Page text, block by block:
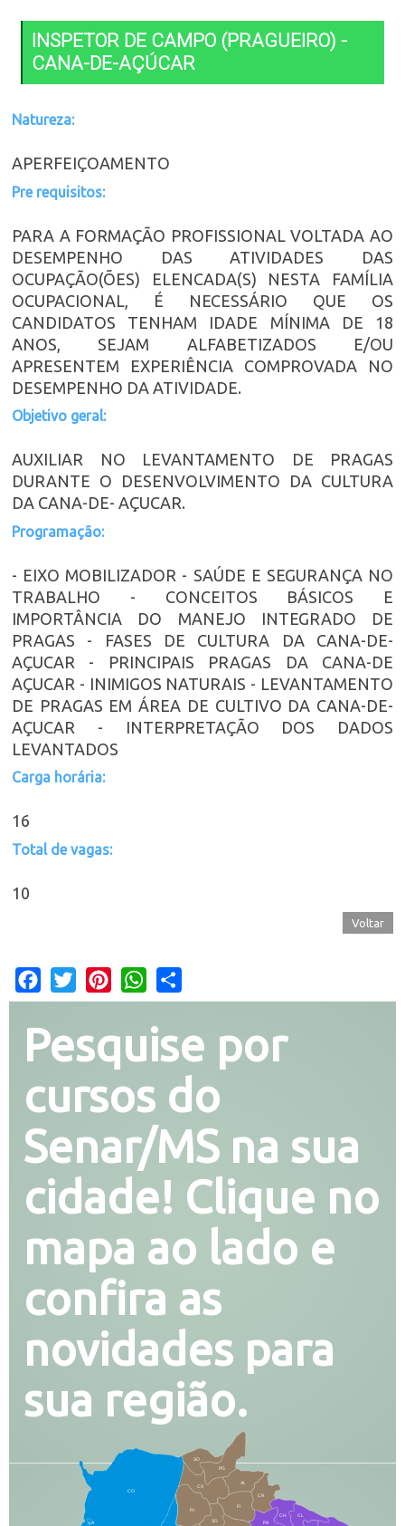
INSPETOR DE CAMPO (PRAGUEIRO) -
CANA-DE-AÇÚCAR
Natureza:
APERFEIÇOAMENTO
Pre requisitos:
PARA A FORMAÇÃO PROFISSIONAL VOLTADA AO
DESEMPENHO DAS ATIVIDADES DAS
OCUPAÇÃO(ÕES) ELENCADA(S) NESTA FAMÍLIA
OCUPACIONAL, É NECESSÁRIO QUE OS
CANDIDATOS TENHAM IDADE MÍNIMA DE 18
ANOS, SEJAM ALFABETIZADOS E/OU
APRESENTEM EXPERIÊNCIA COMPROVADA NO
DESEMPENHO DA ATIVIDADE.
Objetivo geral:
AUXILIAR NO LEVANTAMENTO DE PRAGAS
DURANTE O DESENVOLVIMENTO DA CULTURA
DA CANA-DE- AÇUCAR.
Programação:
- EIXO MOBILIZADOR - SAÚDE E SEGURANÇA NO
TRABALHO - CONCEITOS BÁSICOS E
IMPORTÂNCIA DO MANEJO INTEGRADO DE
PRAGAS - FASES DE CULTURA DA CANA-DE-
AÇUCAR - PRINCIPAIS PRAGAS DA CANA-DE
AÇUCAR - INIMIGOS NATURAIS - LEVANTAMENTO
DE PRAGAS EM ÁREA DE CULTIVO DA CANA-DE-
AÇUCAR - INTERPRETAÇÃO DOS DADOS
LEVANTADOS
Carga horária:
16
Total de vagas:
10
Voltar
Facebook
Twitter PinterestWhatsApp
Pesquise por
cursos do
Senar/MS na sua
cidade! Clique no
mapa ao lado e
confira as
novidades para
sua região.
CO
CX
RI
AL
CR
FI
SG PA
CH CL
PG
SO
LA